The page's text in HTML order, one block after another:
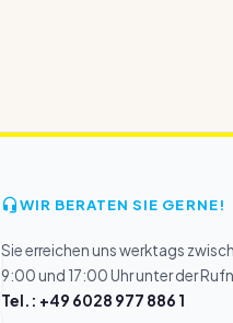
WIR BERATEN SIE GERNE!
Sie erreichen uns werktags
9:00 und 17:00 Uhr unter der
Tel.: +49 6028 977 886 1